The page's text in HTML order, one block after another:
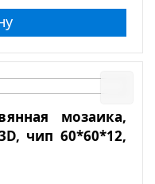
мозаика,
чип 60*60*12,